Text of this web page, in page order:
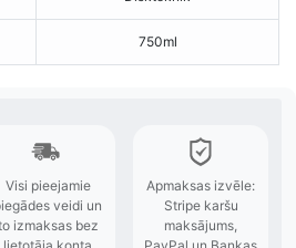
750ml